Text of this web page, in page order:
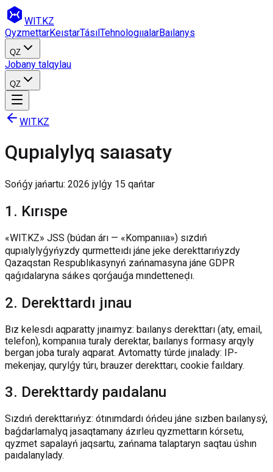
WIT.KZ
QyzmettarKeıstarTásılTehnologııalarBaılanys
QZ
Jobany talqylau
QZ
WIT.KZ
Qupıalylyq saıasaty
Sońǵy jańartu: 2026 jylǵy 15 qańtar
1 . Kırıspe
«WIT.KZ» JSS (búdan árı — «Kompanııa») sızdıń
qupıalylyǵyńyzdy qurmetteıdı jáne jeke derekttarıńyzdy
Qazaqstan Respublıkasynyń zańnamasyna jáne GDPR
qaǵıdalaryna sáıkes qorǵauǵa mındetteneḍı.
2. Derekttardı jınau
Bız kelesdı aqparatty jınaımyz: baılanys derekttarı (aty, email,
telefon), kompanııa turaly derektar, baılanys formasy arqyly
bergan joba turaly aqparat. Avtomatty túrde jınalady: IP-
mekenjay, qurylǵy túrı, brauzer derekttarı, cookie faıldary.
3. Derekttardy paıdalanu
Sızdıń derekttarıńyz: ótınımdardı óńdeu jáne sızben baılanysý,
baǵdarlamalyq jasaqtamany ázırleu qyzmettarın kórsetu,
qyzmet sapalayń jaqsartu, zańnama talaptaryn saqtau úshın
paıdalanylady.